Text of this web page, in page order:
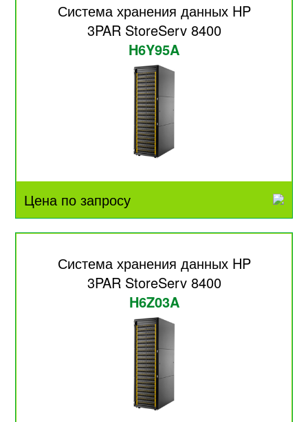
Система хранения данных HP
3PAR StoreServ 8400
H6Y95A
Цена по запросу
Система хранения данных HP
3PAR StoreServ 8400
H6Z03A